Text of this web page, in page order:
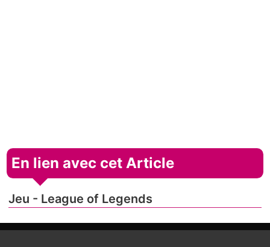
En lien avec cet Article
Jeu - League of Legends